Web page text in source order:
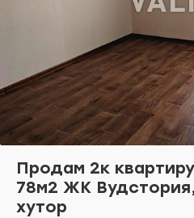
Продам 2к
78м2 ЖК
хутор